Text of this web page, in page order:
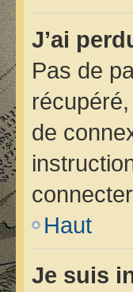
J’ai
Pas de
de
Haut
Je suis